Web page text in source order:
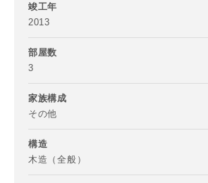
竣工年
2013
部屋数
3
家族構成
その他
構造
木造（全般）
市区町村
町名